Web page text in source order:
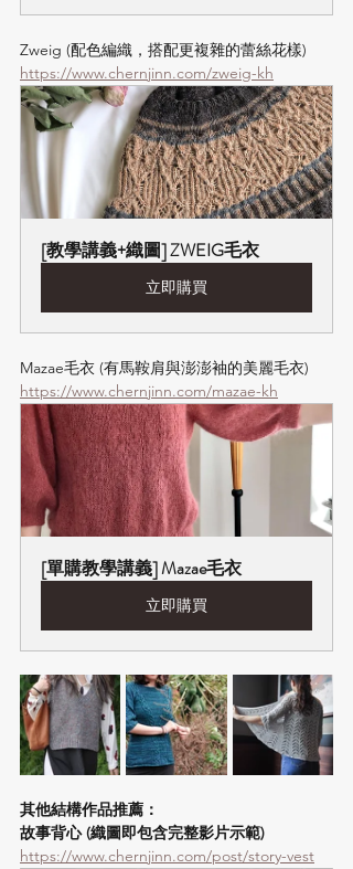
Zweig (配色編織，搭配更複雜的蕾絲花樣)
https://www.chernjinn.com/zweig-kh
[教學講義+織圖] ZWEIG毛衣
立即購買
Mazae毛衣 (有馬鞍肩與澎澎袖的美麗毛衣)
https://www.chernjinn.com/mazae-kh
[單購教學講義] Mazae毛衣
立即購買
其他結構作品推薦：
故事背心 (織圖即包含完整影片示範)
https://www.chernjinn.com/post/story-vest